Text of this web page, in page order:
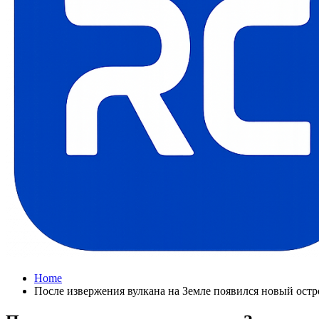
Home
После извержения вулкана на Земле появился новый